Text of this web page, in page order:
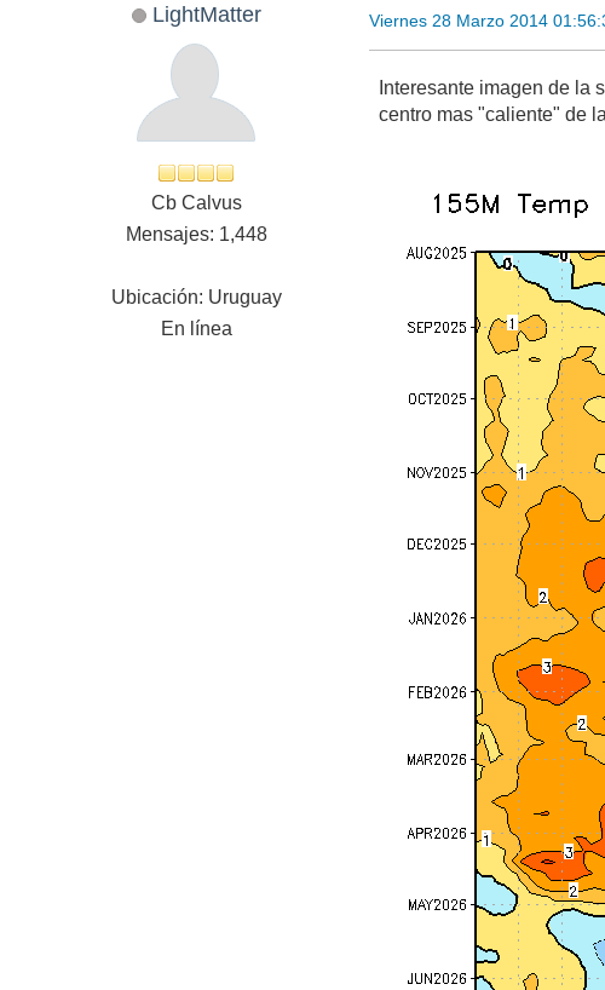
LightMatter
Cb Calvus
Mensajes: 1,448
Ubicación: Uruguay
En línea
Viernes 28 Marzo 2014
Interesante imagen de la
centro mas "caliente" de